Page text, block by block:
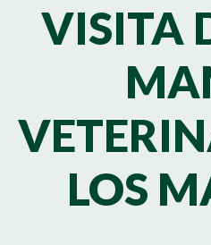
VISITA
LOS